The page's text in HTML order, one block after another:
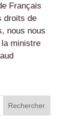
Français
droits de
nous nous
ministre
Rechercher